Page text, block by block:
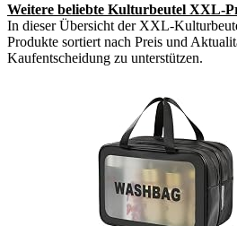
Weitere beliebte Kulturbeutel XXL-
In dieser Übersicht der XXL-
Produkte sortiert nach Preis und
Kaufentscheidung zu unterstützen.